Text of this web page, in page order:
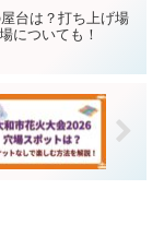
台は？打ち上げ場
についても！